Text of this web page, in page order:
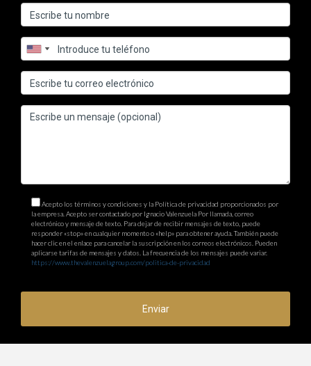
Acepto los términos y condiciones y la Política de privacidad proporcionados por
la empresa. Acepto ser contactado por Ignacio Valenzuela Por llamada, correo
electrónico y mensaje de texto. Para dejar de recibir mensajes de texto, puede
responder «stop» en cualquier momento o «help» para obtener ayuda. También puede
hacer clic en el enlace para cancelar la suscripción en los correos electrónicos. Pueden
aplicarse tarifas de mensajes y datos. La frecuencia de los mensajes puede variar.
https://www.thevalenzuelagroup.com/politica-de-privacidad
Enviar